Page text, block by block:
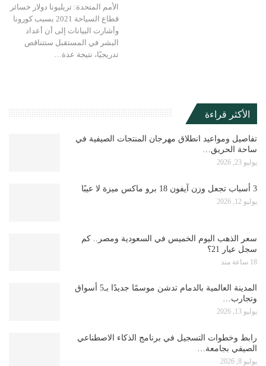
الأمم المتحدة: تريليونا دولار خسائر
قطاع السياحة 2021 بسبب كورونا
وأشارت البيانات إلى أن أعداد
البشر في المستقبل ستتناقص
تدريجيًا، نتيجة عدة…
الأكثر قراءة
تفاصيل ومواعيد انطلاق مهرجان المنتجات الصيفية في
ساحة الحريق…
يوليو 23, 2026
3 أسباب تجعل وزن آيفون 18 برو ماكس ميزة لا عيبًا
يوليو 12, 2026
سعر الذهب اليوم الخميس في السعودية ومصر.. كم
سجل عيار 21؟
18 ساعة منذ
المدينة العالمية بالدمام تدشن موسمًا جديدًا بـ5 أسواق
وتجارب…
يوليو 13, 2026
رابط وخطوات التسجيل في برنامج الذكاء الاصطناعي
الصيفي بجامعة…
يوليو 8, 2026